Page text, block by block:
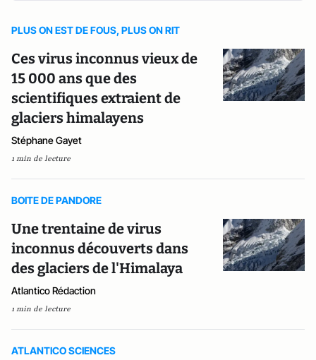
PLUS ON EST DE FOUS, PLUS ON RIT
Ces virus inconnus vieux de
15 000 ans que des
scientifiques extraient de
glaciers himalayens
Stéphane Gayet
1 min de lecture
BOITE DE PANDORE
Une trentaine de virus
inconnus découverts dans
des glaciers de l'Himalaya
Atlantico Rédaction
1 min de lecture
ATLANTICO SCIENCES